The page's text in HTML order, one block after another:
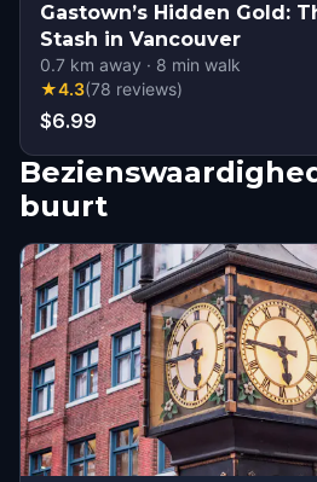
Gastown’s Hidden Gold:
Stash in Vancouver
0.7 km away · 8 min walk
★4.3(78 reviews)
$6.99
buurt